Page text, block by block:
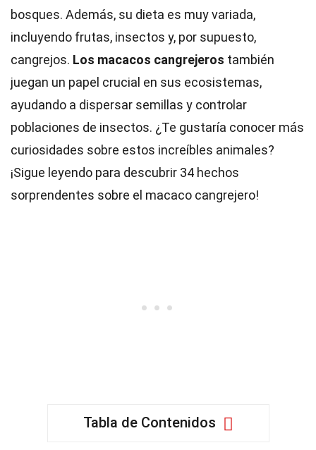
bosques. Además, su dieta es muy variada,
incluyendo frutas, insectos y, por supuesto,
cangrejos. Los macacos cangrejeros también
juegan un papel crucial en sus ecosistemas,
ayudando a dispersar semillas y controlar
poblaciones de insectos. ¿Te gustaría conocer más
curiosidades sobre estos increíbles animales?
¡Sigue leyendo para descubrir 34 hechos
sorprendentes sobre el macaco cangrejero!
Tabla de Contenidos